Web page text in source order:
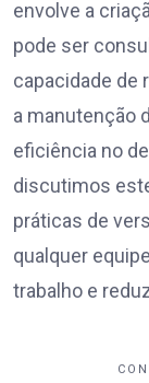
envolve a
pode ser
capacidade de
a manutenção
eficiência no
discutimos
práticas de
qualquer
trabalho e